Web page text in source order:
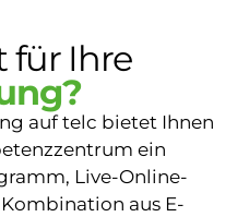
für Ihre
auf telc bietet Ihnen
ein
Live-Online-
aus E-